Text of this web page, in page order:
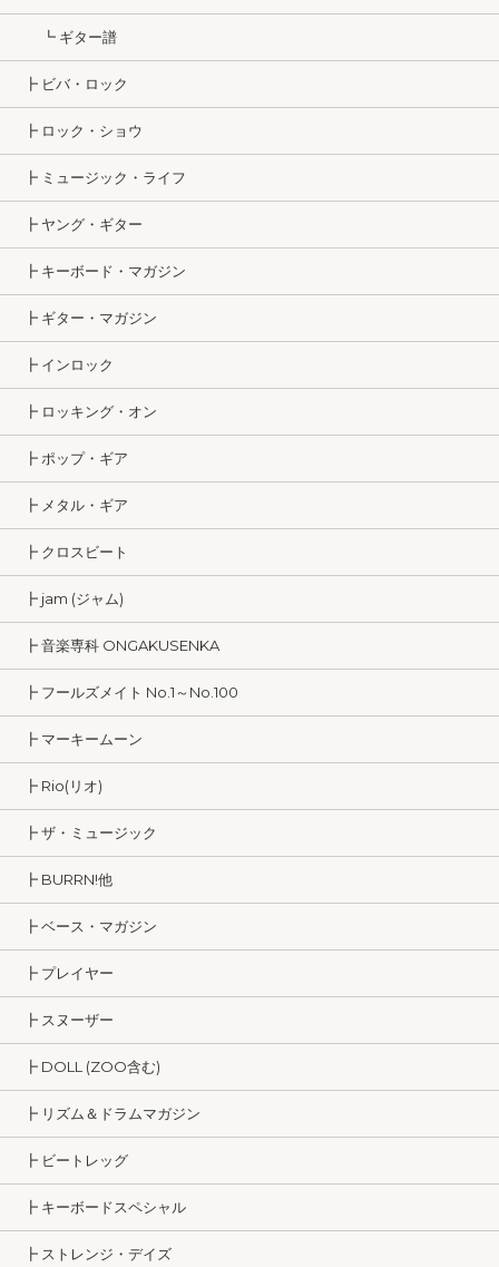
┗ ギター譜
┣ ビバ・ロック
┣ ロック・ショウ
┣ ミュージック・ライフ
┣ ヤング・ギター
┣ キーボード・マガジン
┣ ギター・マガジン
┣ インロック
┣ ロッキング・オン
┣ ポップ・ギア
┣ メタル・ギア
┣ クロスビート
┣ jam (ジャム)
┣ 音楽専科 ONGAKUSENKA
┣ フールズメイト No.1～No.100
┣ マーキームーン
┣ Rio(リオ)
┣ ザ・ミュージック
┣ BURRN!他
┣ ベース・マガジン
┣ プレイヤー
┣ スヌーザー
┣ DOLL (ZOO含む)
┣ リズム＆ドラムマガジン
┣ ビートレッグ
┣ キーボードスペシャル
┣ ストレンジ・デイズ